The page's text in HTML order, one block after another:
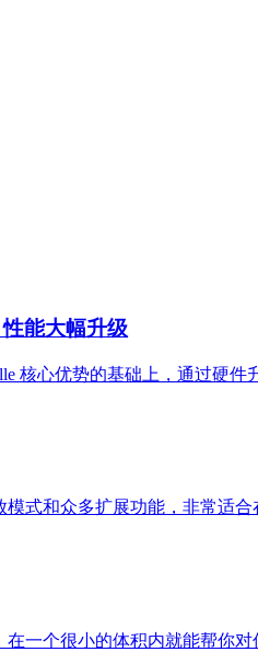
能大幅升级
核心优势的基础上，通过硬
式和众多扩展功能，非常适
一个很小的体积内就能帮你对